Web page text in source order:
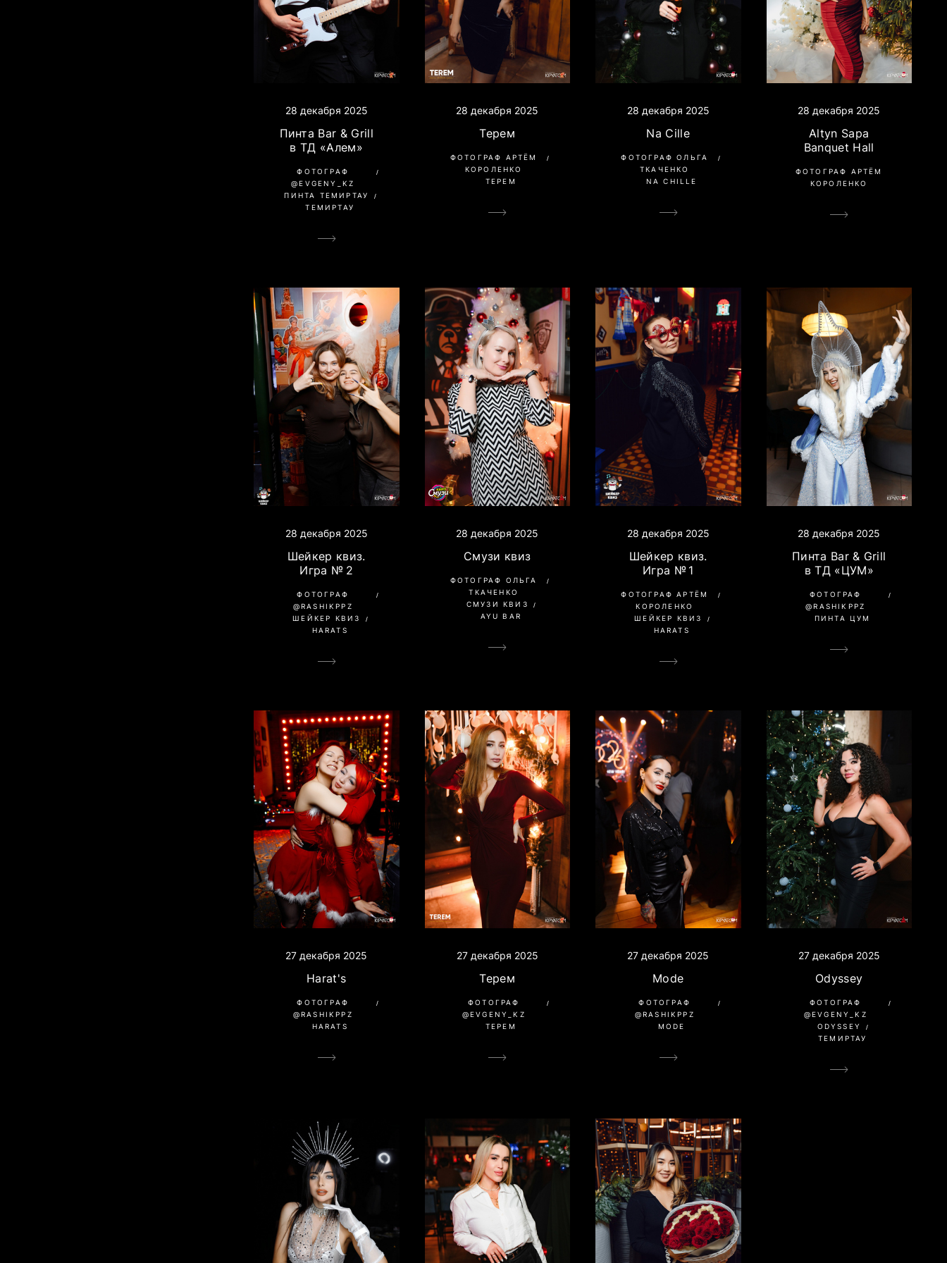
28 декабря 2025
Пинта Bar & Grill
в ТД «Алем»
ФОТОГРАФ
@EVGENY_KZ
ПИНТА ТЕМИРТАУ
ТЕМИРТАУ
28 декабря 2025
Терем
ФОТОГРАФ АРТЁМ
КОРОЛЕНКО
ТЕРЕМ
28 декабря 2025
Na Cille
ФОТОГРАФ ОЛЬГА
ТКАЧЕНКО
NA CHILLE
28 декабря 2025
Altyn Sapa
Banquet Hall
ФОТОГРАФ АРТЁМ
КОРОЛЕНКО
28 декабря 2025
Шейкер квиз.
Игра № 2
ФОТОГРАФ
@RASHIKPPZ
ШЕЙКЕР КВИЗ
HARATS
28 декабря 2025
Смузи квиз
ФОТОГРАФ ОЛЬГА
ТКАЧЕНКО
СМУЗИ КВИЗ
AYU BAR
28 декабря 2025
Шейкер квиз.
Игра № 1
ФОТОГРАФ АРТЁМ
КОРОЛЕНКО
ШЕЙКЕР КВИЗ
HARATS
28 декабря 2025
Пинта Bar & Grill
в ТД «ЦУМ»
ФОТОГРАФ
@RASHIKPPZ
ПИНТА ЦУМ
27 декабря 2025
Harat's
ФОТОГРАФ
@RASHIKPPZ
HARATS
27 декабря 2025
Терем
ФОТОГРАФ
@EVGENY_KZ
ТЕРЕМ
27 декабря 2025
Mode
ФОТОГРАФ
@RASHIKPPZ
MODE
27 декабря 2025
Odyssey
ФОТОГРАФ
@EVGENY_KZ
ODYSSEY
ТЕМИРТАУ